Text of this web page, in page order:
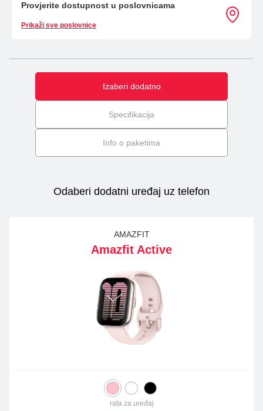
Provjerite dostupnost u poslovnicama
Prikaži sve poslovnice
Izaberi dodatno
Specifikacija
Info o paketima
Odaberi dodatni uređaj uz telefon
AMAZFIT
Amazfit Active
rata za uređaj